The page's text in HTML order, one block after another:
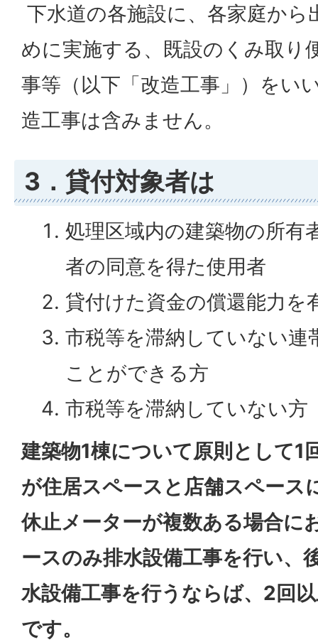
下水道の各施設に、各家庭か
めに実施する、既設のくみ取り
事等（以下「改造工事」）をい
造工事は含みません。
3．貸付対象者は
処理区域内の建築物の所有
者の同意を得た使用者
貸付けた資金の償還能力を
市税等を滞納していない連
ことができる方
市税等を滞納していない方
建築物1棟について原則として1
が住居スペースと店舗スペース
休止メーターが複数ある場合に
ースのみ排水設備工事を行い、
水設備工事を行うならば、2回
です。